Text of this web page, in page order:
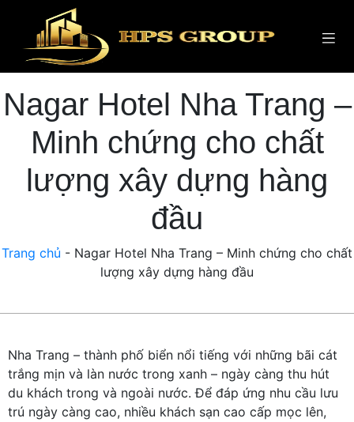
Nagar Hotel Nha Trang –
Minh chứng cho chất
lượng xây dựng hàng
đầu
Trang chủ - Nagar Hotel Nha Trang – Minh chứng cho chất
lượng xây dựng hàng đầu
Nha Trang – thành phố biển nổi tiếng với những bãi cát
trắng mịn và làn nước trong xanh – ngày càng thu hút
du khách trong và ngoài nước. Để đáp ứng nhu cầu lưu
trú ngày càng cao, nhiều khách sạn cao cấp mọc lên,